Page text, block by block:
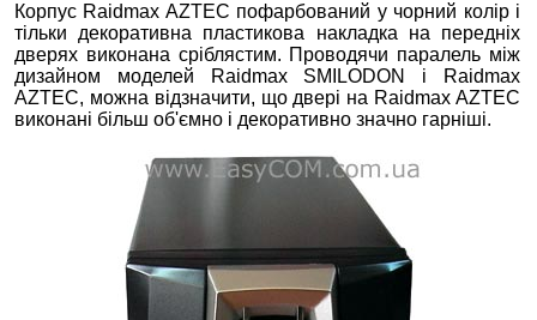
Корпус Raidmax AZTEC пофарбований у чорний колір і
тільки декоративна пластикова накладка на передніх
дверях виконана сріблястим. Проводячи паралель між
дизайном моделей Raidmax SMILODON і Raidmax
AZTEC, можна відзначити, що двері на Raidmax AZTEC
виконані більш об'ємно і декоративно значно гарніші.